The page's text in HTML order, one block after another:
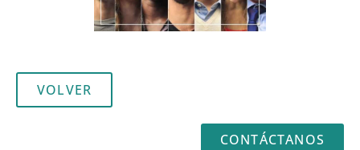
VOLVER
CONTÁCTANOS